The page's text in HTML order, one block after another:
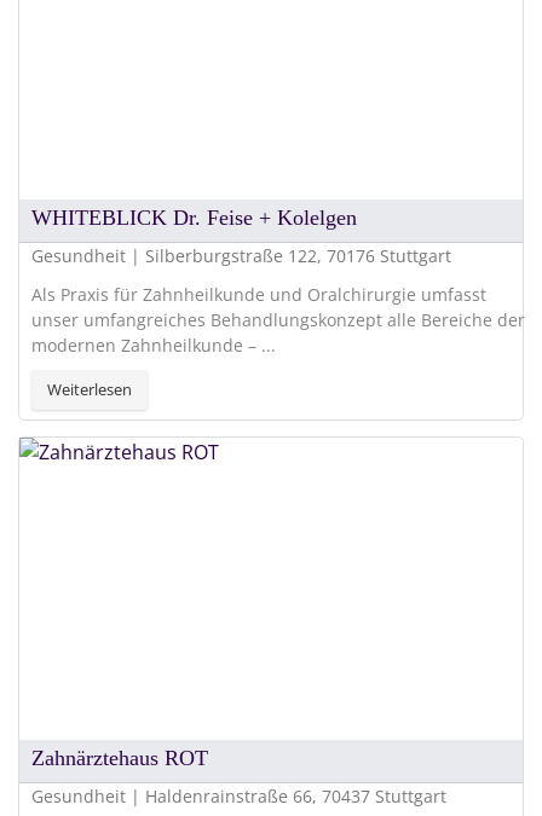
WHITEBLICK Dr. Feise + Kolelgen
Gesundheit | Silberburgstraße 122, 70176 Stuttgart
Als Praxis für Zahnheilkunde und Oralchirurgie umfasst
unser umfangreiches Behandlungskonzept alle Bereiche der
modernen Zahnheilkunde – ...
Weiterlesen
Zahnärztehaus ROT
Gesundheit | Haldenrainstraße 66, 70437 Stuttgart